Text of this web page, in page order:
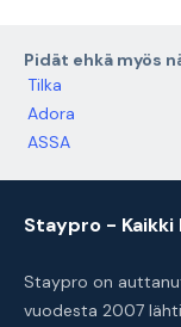
Pidät ehkä myös
Tilka
Adora
ASSA
Staypro -
Staypro on
vuodesta 2007